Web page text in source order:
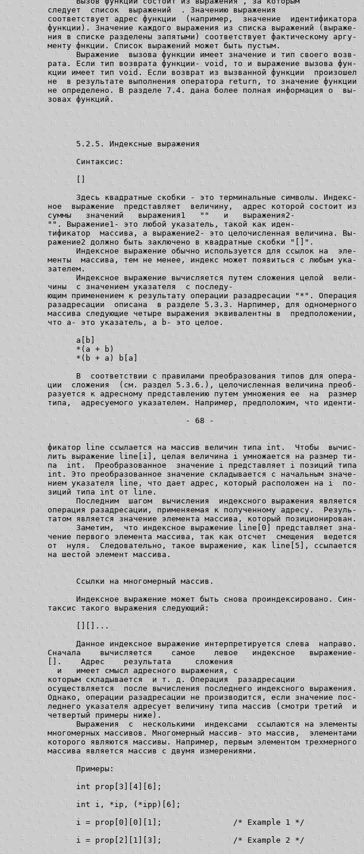
         следует  список  выражений
. Значению выражения
         соответствует адрес функции  (например,  значение  идентификатора
         функции). Значение каждого выражения из списка выражений (выраже-
         ния в списке разделены запятыми) соответствует фактическому аргу-
         менту фнкции. Список выражений может быть пустым.
               Выражение  вызова функции имеет значение и тип своего возв-
         рата. Если тип возврата функции- void, то и выражение вызова фун-
         кции имеет тип void. Если возврат из вызванной функции  произошел
         не  в результате выполнения оператора return, то значение функции
         не определено. В разделе 7.4. дана более полная информация о  вы-
         зовах функций.
               5.2.5. Индексные выражения
               Синтаксис:
               Здесь квадратные скобки - это терминальные символы. Индекс-
         ное  выражение  представляет  величину,  адрес которой состоит из
         суммы   значений   выражения1   "
"   и   выражения2-
         "
". Выражение1- это любой указатель, такой как иден-
         тификатор  массива, а выражение2- это целочисленная величина. Вы-
         ражение2 должно быть заключено в квадратные скобки "[]".
               Индексное выражение обычно используется для ссылок на  эле-
         менты  массива, тем не менее, индекс может появиться с любым ука-
         зателем.
               Индексное выражение вычисляется путем сложения целой  вели-
         чины
с значением указателя
c последу-
         ющим применением к результату операции разадресации "*". Операция
         разадресации  описана  в разделе 5.3.3. Нарпимер, для одномерного
         массива следующие четыре выражения эквивалентны в  предположении,
         что a- это указатель, а b- это целое.
               a[b]
               *(a + b)
               *(b + a) b[a]
               В  соответствии с правилами преобразования типов для опера-
         ции  сложения  (см. раздел 5.3.6.), целочисленная величина преоб-
         разуется к адресному представлению путем умножения ее  на  размер
         типа,  адресуемого указателем. Например, предположим, что иденти-
                                      - 68 -
         фикатор line ссылается на массив величин типа int.  Чтобы  вычис-
         лить выражение line[i], целая величина i умножается на размер ти-
         па  int.  Преобразованное  значение i представляет i позиций типа
         int. Это преобразованное значение складывается с начальным значе-
         нием указателя line, что дает адрес, который расположен на i  по-
         зиций типа int от line.
               Последним  шагом  вычисления  индексного выражения является
         операция разадресации, применяемая к полученному адресу.  Резуль-
         татом является значение элемента массива, который позиционирован.
               Заметим,  что индексное выражение line[0] представляет зна-
         чение первого элемента массива, так как отсчет  смещения  ведется
         от  нуля.  Следовательно, такое выражение, как line[5], ссылается
         на шестой элемент массива.
               Ссылки на многомерный массив.
               Индексное выражение может быть снова проиндексировано. Син-
         таксис такого выражения следующий:
]...
               Данное индексное выражение интерпретируется слева  направо.
         Сначала    вычисляется    самое    левое   индексное   выражение-
].    Адрес    результата     сложения
  и
имеет смысл адресного выражения, с
         которым складывается
и т. д. Операция  разадресации
         осуществляется  после вычисления последнего индексного выражения.
         Однако, операции разадресации не производится, если значение пос-
         леднего указателя адресует величину типа массив (смотри третий  и
         четвертый примеры ниже).
               Выражения  с  несколькими  индексами  ссылаются на элементы
         многомерных массивов. Многомерный массив- это массив,  элементами
         которого являются массивы. Например, первым элементом трехмерного
         массива является массив с двумя измерениями.
               Примеры:
               int prop[3][4][6];
               int i, *ip, (*ipp)[6];
               i = prop[0][0][1];               /* Example 1 */
               i = prop[2][1][3];               /* Example 2 */